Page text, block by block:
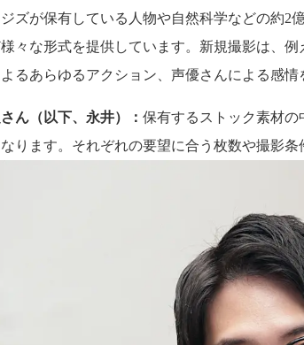
ズが保有している人物や自然科学などの約2
々な形式を提供しています。新規撮影は、
るあらゆるアクション、声優さんによる感
ん（以下、永井）： 保有するストック素材の
ります。それぞれの要望に合う枚数や撮影条